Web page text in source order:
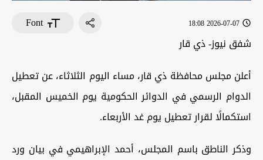
2026-07-07 18:08
Font
شفق نيوز- ذي قار
أعلن مجلس محافظة ذي قار، مساء اليوم الثلاثاء، عن تعطيل
الدوام الرسمي في الدوائر الحكومية يوم الخميس المقبل،
استكمالًا لقرار تعطيل يوم غد الأربعاء.
وذكر الناطق باسم المجلس، أحمد الإبراهيمي في بيان ورد